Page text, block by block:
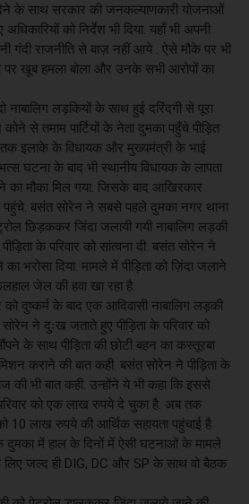
के साथ सरकार की जनकल्याणकारी योजनाओं
को निर्देश भी दिया. यहाँ भी अपनी
गंदी राजनीति से बाज़ नहीं आये . ऐसे मौके पर भी
पर खूब हमला बोला और उनके सभी आरोपों का
लड़कियों के साथ हुई दरिंदगी से पूरा
से तमाम पार्टियों के नेता दुमका पहुँचे पीड़ित
इलाके के विधायक और मुख्यमंत्री के भाई
घटना के बाद भी स्थानीय विधायक के लापता
का मौका मिल गया. जिसके बाद आखिरकार
पहुंचे. बसंत सोरेन ने सबसे पहले दुमका नगर थाना
छिड़ककर जिंदा जलायी गयी नाबालिग लड़की
के परिवार को सांत्वना दी. बसंत सोरेन ने
भरोसा दिया. मामले में पीड़िता को ज़िंदा जलाने
जेल की हवा खा रहा है.
दुष्कर्म के बाद एक आदिवासी नाबालिग लड़की
ने दुःख जताते हुए पीड़िता के परिवार को
के साथ पीड़िता की छोटी बहन का कस्तूरबा
कराने की बात कही. बसंत सोरेन ने पीड़िता के
की भी बात कही. उन्होंने ये भी कहा कि इससे
को एक लाख रुपये दे चुका है. अब तक
10 लाख रुपये की आर्थिक सहायता पहुंचाई है.
दुमका में हाल के दिनों में ऐसी घटनाओं के मामले
जल्द ही DIG, DC और SP के साथ वो बैठक